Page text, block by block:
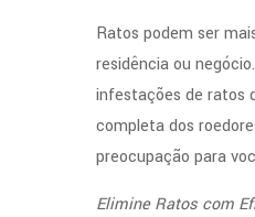
Ratos podem ser
residência ou
infestações de ratos
completa dos
preocupação para
Elimine Ratos com